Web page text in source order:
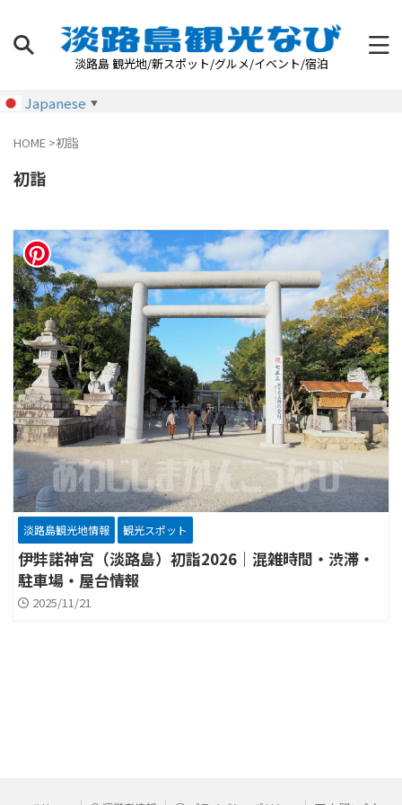
淡路島 観光地/新スポット/グルメ/イベント/宿泊
Japanese ▼
HOME >初詣
初詣
淡路島観光地情報 観光スポット
伊弉諾神宮（淡路島）初詣2026｜混雑時間・渋滞・
駐車場・屋台情報
2025/11/21